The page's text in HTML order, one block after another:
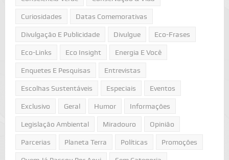
Curiosidades Datas Comemorativas
Divulgação E Publicidade Divulgue Eco-Frases
Eco-Links Eco Insight Energia E Você
Enquetes E Pesquisas Entrevistas
Escolhas Sustentáveis Especiais Eventos
Exclusivo Geral Humor Informações
Legislação Ambiental Miradouro Opinião
Parcerias Planeta Terra Políticas Promoções